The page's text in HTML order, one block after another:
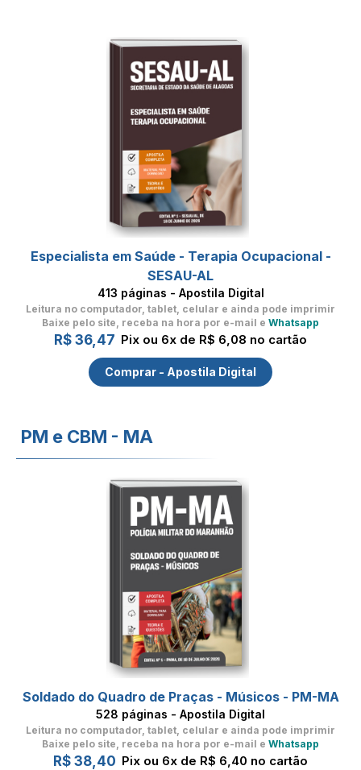
Especialista em Saúde - Terapia Ocupacional -
SESAU-AL
413 páginas - Apostila Digital
Leitura no computador, tablet, celular e ainda pode imprimir
Baixe pelo site, receba na hora por e-mail e Whatsapp
R$ 36,47 Pix ou 6x de R$ 6,08 no cartão
Comprar - Apostila Digital
PM e CBM - MA
Soldado do Quadro de Praças - Músicos - PM-MA
528 páginas - Apostila Digital
Leitura no computador, tablet, celular e ainda pode imprimir
Baixe pelo site, receba na hora por e-mail e Whatsapp
R$ 38,40 Pix ou 6x de R$ 6,40 no cartão